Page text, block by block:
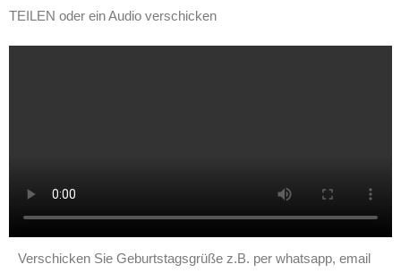
TEILEN oder ein Audio verschicken
Verschicken Sie Geburtstagsgrüße z.B. per whatsapp, email